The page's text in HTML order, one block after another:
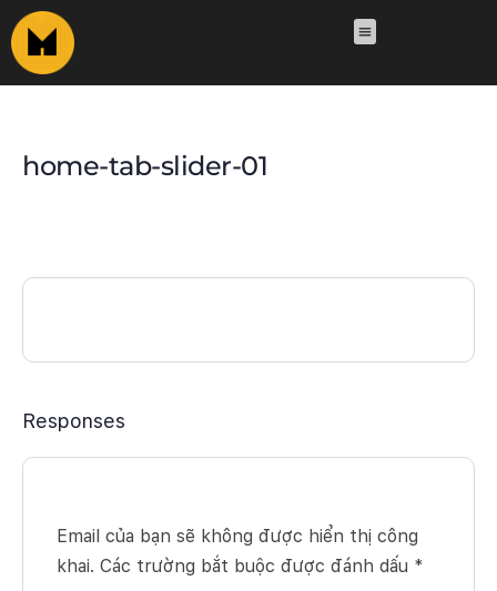
home-tab-slider-01
Responses
Email của bạn sẽ không được hiển thị công
khai. Các trường bắt buộc được đánh dấu *